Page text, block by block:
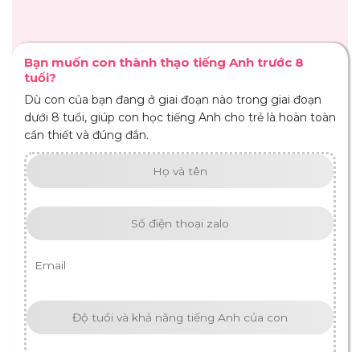
Bạn muốn con thành thạo tiếng Anh trước 8
tuổi?
Dù con của bạn đang ở giai đoạn nào trong giai đoạn
dưới 8 tuổi, giúp con học tiếng Anh cho trẻ là hoàn toàn
cần thiết và đúng đắn.